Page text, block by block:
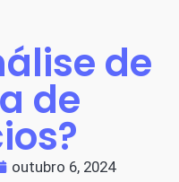
de
de
outubro 6, 2024